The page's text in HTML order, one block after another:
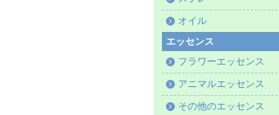
オイル
エッセンス
フラワーエッセンス
アニマルエッセンス
その他のエッセンス